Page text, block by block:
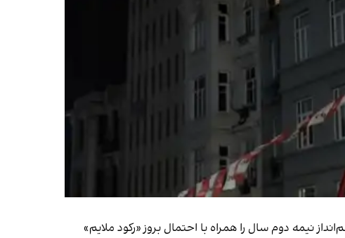
«سیتی‌گروپ» چشم‌انداز نیمه دوم سال را همراه با احتمال بروز «رکود ملایم»